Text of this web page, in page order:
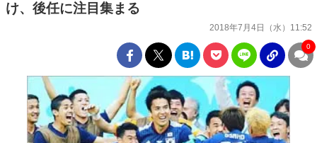
け、後任に注目集まる
2018年7月4日（水）11:52
0